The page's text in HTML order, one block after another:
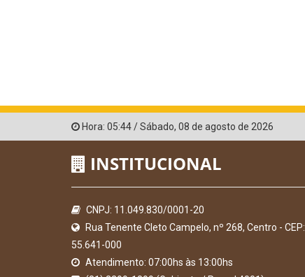
Hora: 05:44/Sábado, 08 de agosto de 2026
INSTITUCIONAL
CNPJ: 11.049.830/0001-20
Rua Tenente Cleto Campelo, nº 268, Centro - CEP:
55.641-000
Atendimento: 07:00hs às 13:00hs